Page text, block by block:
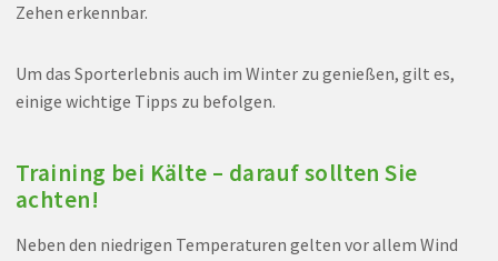
Zehen erkennbar.
Um das Sporterlebnis auch im Winter zu genießen, gilt es,
einige wichtige Tipps zu befolgen.
Training bei Kälte – darauf sollten Sie
achten!
Neben den niedrigen Temperaturen gelten vor allem Wind